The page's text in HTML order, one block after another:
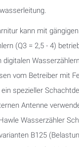
kann mit
(Q3 = 2,5 - 4)
digitalen
vom Betreiber mit
spezieller
Antenne
Wasserzähler
B125